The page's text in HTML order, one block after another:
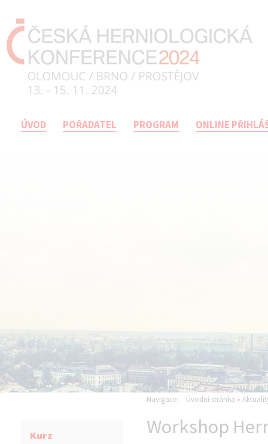
ÚVOD POŘADATEL PROGRAM ONLINE
Kurz
Navigace: Úvodní stránka »
Workshop